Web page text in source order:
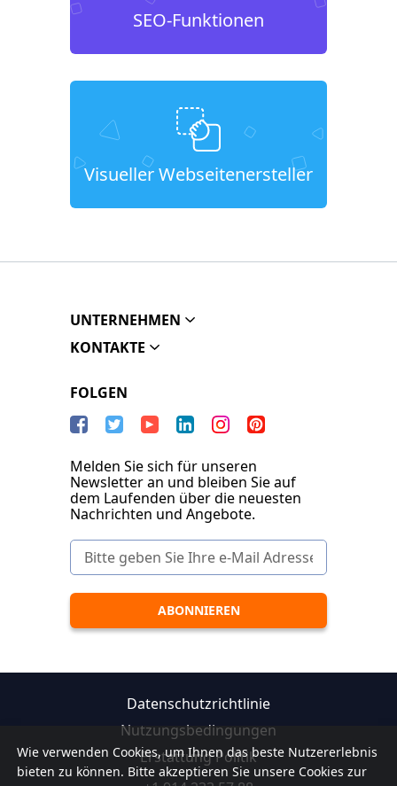
SEO-Funktionen
Visueller Webseitenersteller
Wie verwenden Cookies, um Ihnen das beste Nutzererlebnis
bieten zu können. Bitte akzeptieren Sie unsere Cookies zur
UNTERNEHMEN
KONTAKTE
FOLGEN
Melden Sie sich für unseren
Newsletter an und bleiben Sie auf
dem Laufenden über die neuesten
Nachrichten und Angebote.
Datenschutzrichtlinie
Nutzungsbedingungen
Erstattung Politik